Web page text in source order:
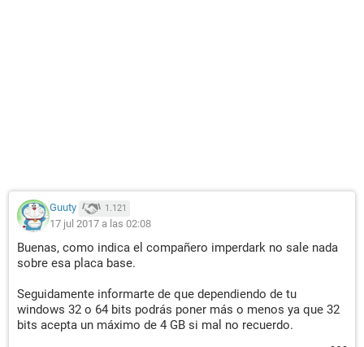
Guuty 1.121
17 jul 2017 a las 02:08
Buenas, como indica el compañero imperdark no sale nada
sobre esa placa base.
Seguidamente informarte de que dependiendo de tu
windows 32 o 64 bits podrás poner más o menos ya que 32
bits acepta un máximo de 4 GB si mal no recuerdo.